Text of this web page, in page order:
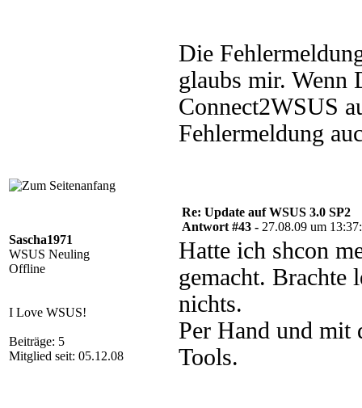
Die
glaubs mir. Wenn
Connect2WSUS
Fehlermeldung
Sascha1971
WSUS Neuling
Offline
I Love WSUS!
Beiträge: 5
Mitglied seit: 05.12.08
Re: Update auf WSUS 3.0 SP2
Antwort #43 - 27.08.09 um
Hatte ich shcon
gemacht. Brachte
nichts.
Per Hand und mit
Tools.